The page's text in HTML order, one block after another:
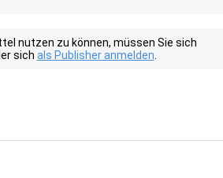
nutzen zu können, müssen Sie sich
sich als Publisher anmelden